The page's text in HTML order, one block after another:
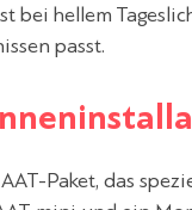
bei hellem
passt.
Paket, das